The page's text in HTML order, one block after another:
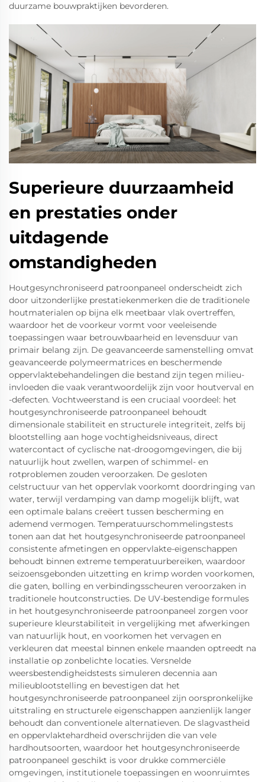
duurzame bouwpraktijken bevorderen.
Superieure duurzaamheid
en prestaties onder
uitdagende
omstandigheden
Houtgesynchroniseerd patroonpaneel onderscheidt zich
door uitzonderlijke prestatiekenmerken die de traditionele
houtmaterialen op bijna elk meetbaar vlak overtreffen,
waardoor het de voorkeur vormt voor veeleisende
toepassingen waar betrouwbaarheid en levensduur van
primair belang zijn. De geavanceerde samenstelling omvat
geavanceerde polymeermatrices en beschermende
oppervlaktebehandelingen die bestand zijn tegen milieu-
invloeden die vaak verantwoordelijk zijn voor houtverval en
-defecten. Vochtweerstand is een cruciaal voordeel: het
houtgesynchroniseerde patroonpaneel behoudt
dimensionale stabiliteit en structurele integriteit, zelfs bij
blootstelling aan hoge vochtigheidsniveaus, direct
watercontact of cyclische nat-droogomgevingen, die bij
natuurlijk hout zwellen, warpen of schimmel- en
rotproblemen zouden veroorzaken. De gesloten
celstructuur van het oppervlak voorkomt doordringing van
water, terwijl verdamping van damp mogelijk blijft, wat
een optimale balans creëert tussen bescherming en
ademend vermogen. Temperatuurschommelingstests
tonen aan dat het houtgesynchroniseerde patroonpaneel
consistente afmetingen en oppervlakte-eigenschappen
behoudt binnen extreme temperatuurbereiken, waardoor
seizoensgebonden uitzetting en krimp worden voorkomen,
die gaten, bolling en verbindingsscheuren veroorzaken in
traditionele houtconstructies. De UV-bestendige formules
in het houtgesynchroniseerde patroonpaneel zorgen voor
superieure kleurstabiliteit in vergelijking met afwerkingen
van natuurlijk hout, en voorkomen het vervagen en
verkleuren dat meestal binnen enkele maanden optreedt na
installatie op zonbelichte locaties. Versnelde
weersbestendigheidstests simuleren decennia aan
milieublootstelling en bevestigen dat het
houtgesynchroniseerde patroonpaneel zijn oorspronkelijke
uitstraling en structurele eigenschappen aanzienlijk langer
behoudt dan conventionele alternatieven. De slagvastheid
en oppervlaktehardheid overschrijden die van vele
hardhoutsoorten, waardoor het houtgesynchroniseerde
patroonpaneel geschikt is voor drukke commerciële
omgevingen, institutionele toepassingen en woonruimtes